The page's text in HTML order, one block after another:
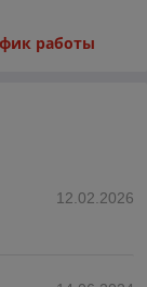
работы
12.02.2026